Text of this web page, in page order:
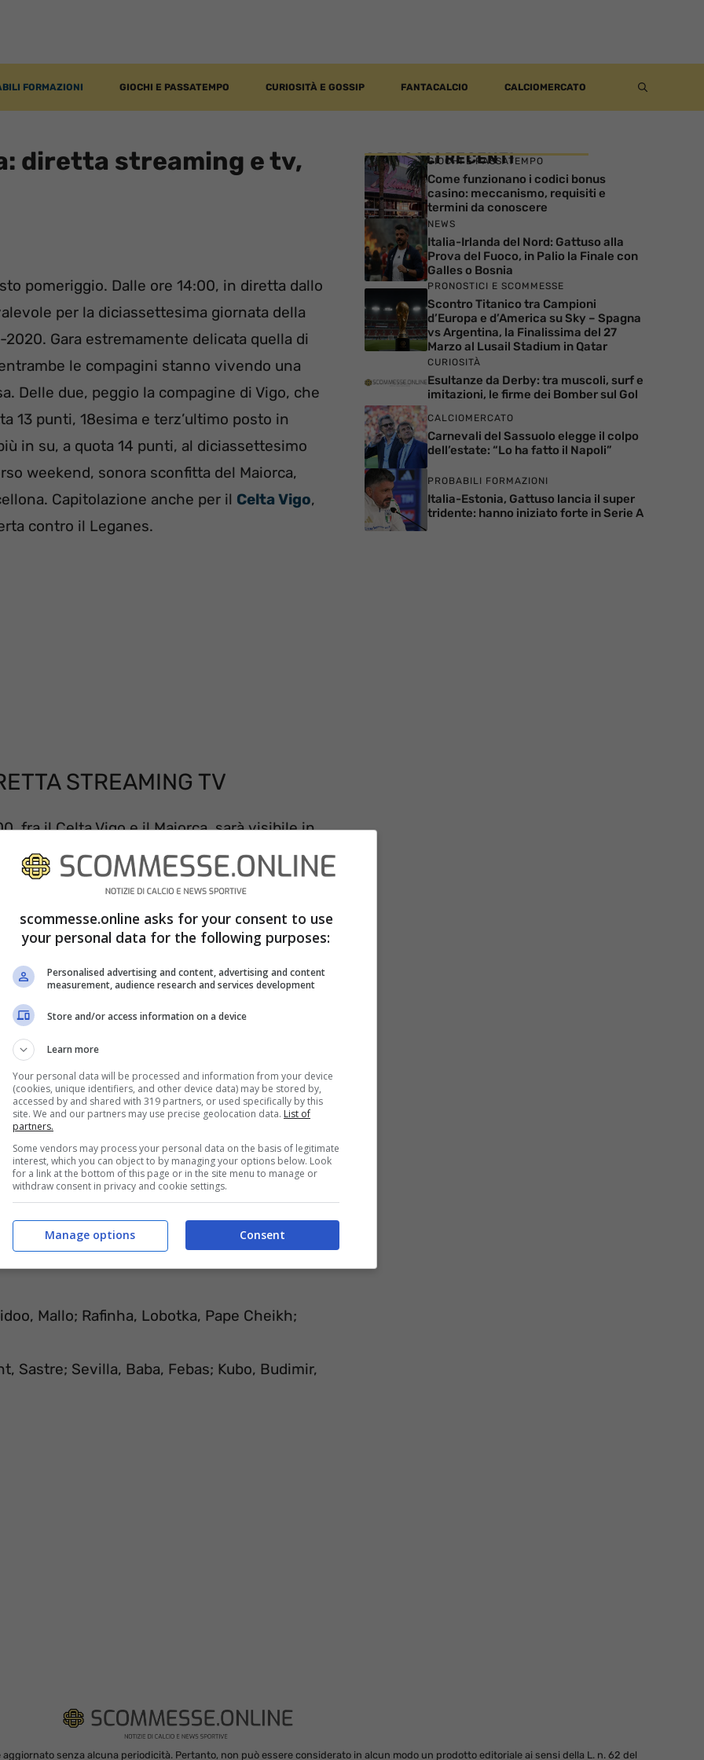
FORMAZIONI GIOCHI E PASSATEMPO CURIOSITÀ E GOSSIP FANTACALCIO CALCIOMERCATO
diretta streaming e tv,
pomeriggio. Dalle ore 14:00, in diretta dallo
per la diciassettesima giornata della
Gara estremamente delicata quella di
le compagini stanno vivendo una
Delle due, peggio la compagine di Vigo, che
13 punti, 18esima e terz’ultimo posto in
in su, a quota 14 punti, al diciassettesimo
weekend, sonora sconfitta del Maiorca,
Capitolazione anche per il Celta Vigo,
contro il Leganes.
STREAMING TV
fra il Celta Vigo e il Maiorca, sarà visibile in
piattaforma digitale si è infatti assicurata
della Liga. Per visionare il match dovrete
di 9.99 euro ogni mese, ricordandovi che i
alternativa potrete vedere DAZN sul
Nel caso in cui foste clienti di
DAZN sarà in forma totalmente gratuita per
Mallo; Rafinha, Lobotka, Pape Cheikh;
Sastre; Sevilla, Baba, Febas; Kubo, Budimir,
ARTICOLI RECENTI
GIOCHI E PASSATEMPO
Come funzionano i codici bonus
casino: meccanismo, requisiti e
termini da conoscere
NEWS
Italia-Irlanda del Nord: Gattuso alla
Prova del Fuoco, in Palio la Finale con
Galles o Bosnia
PRONOSTICI E SCOMMESSE
Scontro Titanico tra Campioni
d’Europa e d’America su Sky – Spagna
vs Argentina, la Finalissima del 27
Marzo al Lusail Stadium in Qatar
CURIOSITÀ
Esultanze da Derby: tra muscoli, surf e
imitazioni, le firme dei Bomber sul Gol
CALCIOMERCATO
Carnevali del Sassuolo elegge il colpo
dell’estate: “Lo ha fatto il Napoli”
PROBABILI FORMAZIONI
Italia-Estonia, Gattuso lancia il super
tridente: hanno iniziato forte in Serie A
senza alcuna periodicità. Pertanto, non può essere considerato in alcun modo un prodotto editoriale ai sensi della L. n. 62 del
scommesse.online asks for your consent to use
your personal data for the following purposes:
Personalised advertising and content, advertising and content
measurement, audience research and services development
Store and/or access information on a device
Learn more
Your personal data will be processed and information from your device
(cookies, unique identifiers, and other device data) may be stored by,
accessed by and shared with 319 partners, or used specifically by this
site. We and our partners may use precise geolocation data. List of
partners.
Some vendors may process your personal data on the basis of legitimate
interest, which you can object to by managing your options below. Look
for a link at the bottom of this page or in the site menu to manage or
withdraw consent in privacy and cookie settings.
Consent
Manage options